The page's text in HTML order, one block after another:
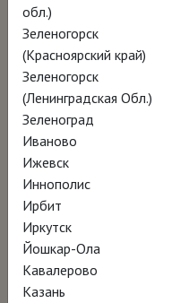
в 2011 году его
ушла с молотка на
почти 62 миллиона
Фильм
Стилл» – это
вдохновлённый
характером и
рассказ об
Денвере, хранящем
его наследия.
обл.)
Зеленогорск
(Красноярский край)
Зеленогорск
(Ленинградская Обл.)
Зеленоград
Иваново
Ижевск
Иннополис
Ирбит
Иркутск
Йошкар-Ола
Кавалерово
Казань